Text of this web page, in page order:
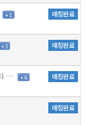
+ 1 매칭완료
+ 3 매칭완료
3세7개월 남 주2회 언어치료사, 놀이치료사 홈티 모집 + 6 매칭완료
매칭완료